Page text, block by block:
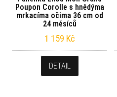
Poupon Corolle s hnědýma
mrkacíma očima 36 cm od
24 měsíců
1 159 Kč
DETAIL